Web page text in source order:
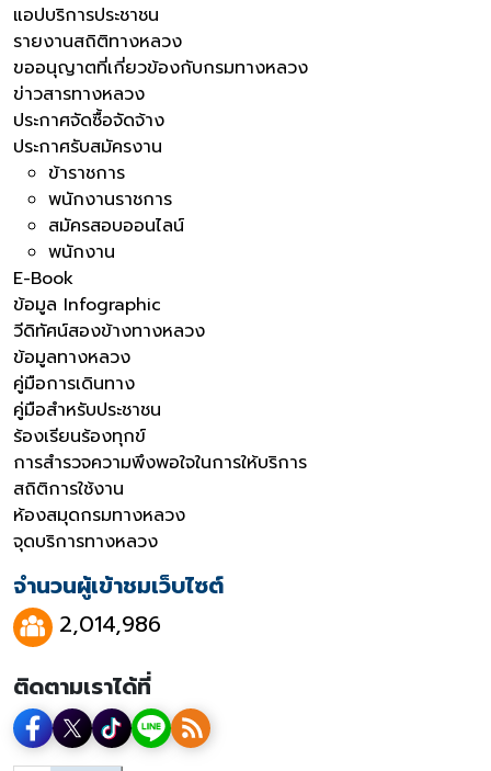
แอปบริการประชาชน
รายงานสถิติทางหลวง
ขออนุญาตที่เกี่ยวข้องกับกรมทางหลวง
ข่าวสารทางหลวง
ประกาศจัดซื้อจัดจ้าง
ประกาศรับสมัครงาน
ข้าราชการ
พนักงานราชการ
สมัครสอบออนไลน์
พนักงาน
E-Book
ข้อมูล Infographic
วีดิทัศน์สองข้างทางหลวง
ข้อมูลทางหลวง
คู่มือการเดินทาง
คู่มือสำหรับประชาชน
ร้องเรียนร้องทุกข์
การสำรวจความพึงพอใจในการให้บริการ
สถิติการใช้งาน
ห้องสมุดกรมทางหลวง
จุดบริการทางหลวง
จำนวนผู้เข้าชมเว็บไซต์
2,014,986
ติดตามเราได้ที่